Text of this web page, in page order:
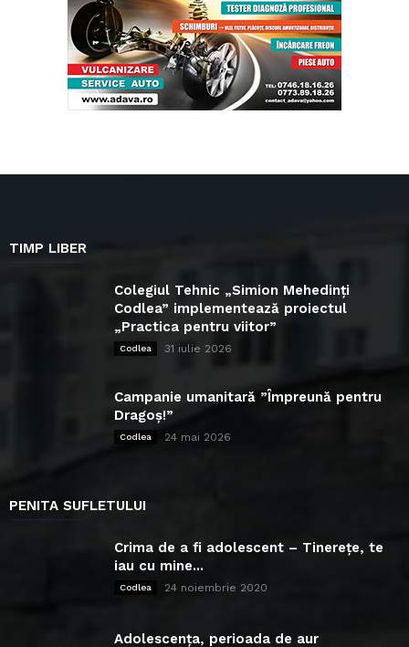
TIMP LIBER
Colegiul Tehnic „Simion Mehedinți
Codlea” implementează proiectul
„Practica pentru viitor”
Codlea 31 iulie 2026
Campanie umanitară ”Împreună pentru
Dragoș!”
Codlea 24 mai 2026
PENITA SUFLETULUI
Crima de a fi adolescent – Tinerețe, te
iau cu mine...
Codlea 24 noiembrie 2020
Adolescența, perioada de aur